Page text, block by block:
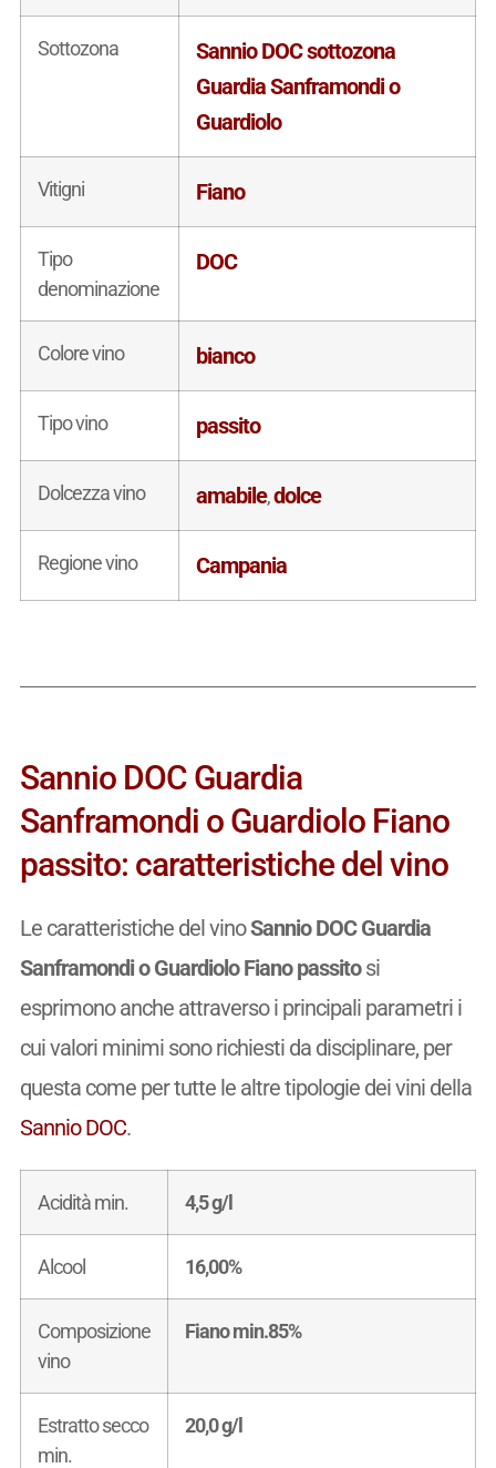
Sottozona
Sannio DOC sottozona
Guardia Sanframondi o
Guardiolo
Vitigni Fiano
Tipo
denominazione
DOC
Colore vino bianco
Tipo vino passito
Dolcezza vino amabile,dolce
Regione vino Campania
Sannio DOC Guardia
Sanframondi o Guardiolo Fiano
passito: caratteristiche del vino
Le caratteristiche del vinoSannio DOC Guardia
Sanframondi o Guardiolo Fiano passitosi
esprimono anche attraverso i principali parametri i
cui valori minimi sono richiesti da disciplinare, per
questa come per tutte le altre tipologie dei vini della
Sannio DOC.
Acidità min. 4,5 g/l
Alcool 16,00%
Composizione
vino
Fiano min.85%
Estratto secco
min.
20,0 g/l